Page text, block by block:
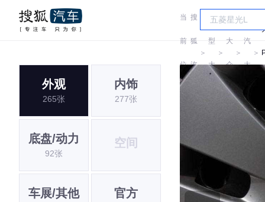
当
前
位
置:
搜
狐
汽
＞
车
型
大
＞
大
众
＞
上
汽
大
＞
外观
265张
内饰
277张
底盘/动力
92张
空间
车展/其他 官方